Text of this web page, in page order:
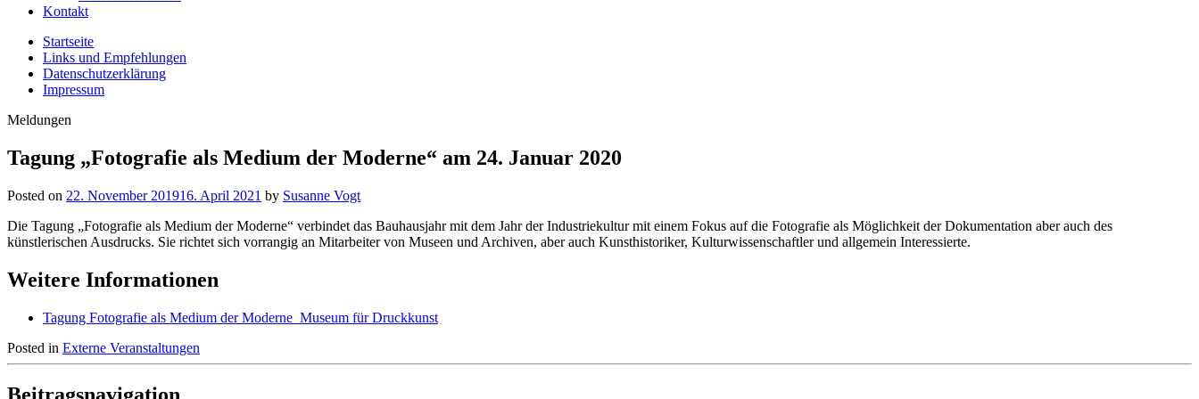
Kontakt
Startseite
Links und Empfehlungen
Datenschutzerklärung
Impressum
Meldungen
Tagung „Fotografie als Medium der Moderne“ am 24. Januar 2020
Posted on 22. November 201916. April 2021 by Susanne Vogt
Die Tagung „Fotografie als Medium der Moderne“ verbindet das Bauhausjahr mit dem Jahr der Industriekultur mit einem Fokus auf die Fotografie als Möglichkeit der Dokumentation aber auch des
künstlerischen Ausdrucks. Sie richtet sich vorrangig an Mitarbeiter von Museen und Archiven, aber auch Kunsthistoriker, Kulturwissenschaftler und allgemein Interessierte.
Weitere Informationen
Tagung Fotografie als Medium der Moderne_Museum für Druckkunst
Posted in Externe Veranstaltungen
Beitragsnavigation